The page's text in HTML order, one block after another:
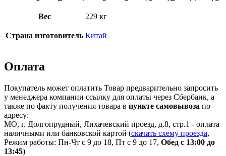
Вес 229 кг
Страна изготовитель Китай
Оплата
Покупатель может оплатить Товар предварительно запросить
у менеджера компании ссылку для оплаты через Сбербанк, а
также по факту получения товара в пункте самовывоза по
адресу:
МО, г. Долгопрудный, Лихачевский проезд, д.8, стр.1 - оплата
наличными или банковской картой (скачать схему проезда,
Режим работы: Пн-Чт с 9 до 18, Пт с 9 до 17, Обед с 13:00 до
13:45)